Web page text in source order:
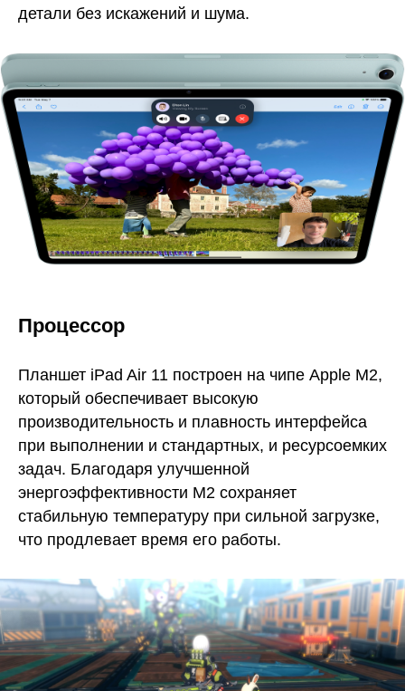
детали без искажений и шума.
Процессор
Планшет iPad Air 11 построен на чипе Apple M2,
который обеспечивает высокую
производительность и плавность интерфейса
при выполнении и стандартных, и ресурсоемких
задач. Благодаря улучшенной
энергоэффективности M2 сохраняет
стабильную температуру при сильной загрузке,
что продлевает время его работы.